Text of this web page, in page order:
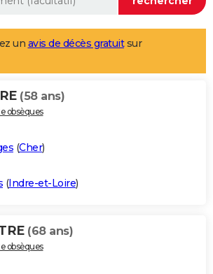
un avis de décès gratuitsur
(58 ans)
obsèques
(Cher)
(Indre-et-Loire)
(68 ans)
obsèques